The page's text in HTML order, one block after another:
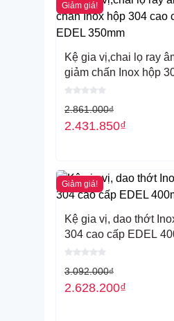
công ty kèm theo.
Tất cả các sản
bảo hành vĩnh viễn
Lý do bạn nên
Mức giá cạnh tranh
Miễn phí giao hàng
Chính sách bảo
Hãy gọi đến ngay
Giảm giá!
Kệ gia vị,chai lọ ray
giảm chấn Inox hộp
cấp EDEL 350mm
2.861.000₫
2.431.850₫
Giảm giá!
Kệ gia vị, dao thớt
304 cao cấp EDEL
3.092.000₫
2.628.200₫